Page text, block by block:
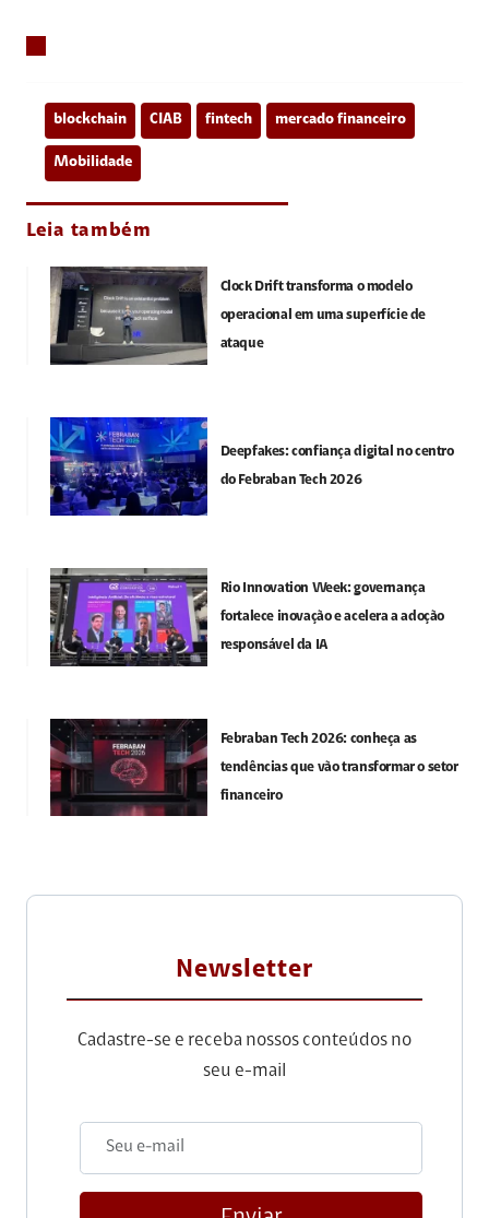
blockchain CIAB fintech mercado financeiro
Mobilidade
Leia também
Clock Drift transforma o modelo
operacional em uma superfície de
ataque
Deepfakes: confiança digital no centro
do Febraban Tech 2026
Rio Innovation Week: governança
fortalece inovação e acelera a adoção
responsável da IA
Febraban Tech 2026: conheça as
tendências que vão transformar o setor
financeiro
Newsletter
Cadastre-se e receba nossos conteúdos no
seu e-mail